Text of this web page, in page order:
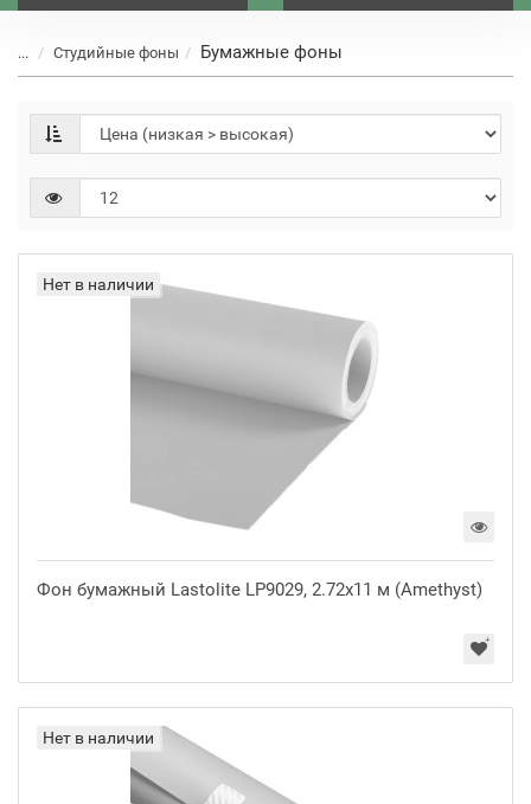
... Студийные фоны Бумажные фоны
Нет в наличии
Фон бумажный Lastolite LP9029, 2.72x11 м (Amethyst)
Нет в наличии